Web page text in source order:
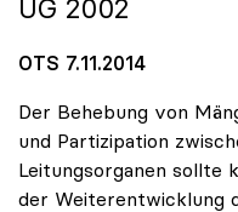
UG 2002
OTS 7.11.2014
Der Behebung von
und Partizipation
Leitungsorganen sollte
der Weiterentwicklung